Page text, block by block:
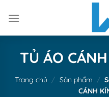
TỦ ÁO
Trang chủ / Sản phẩm /
CÁNH